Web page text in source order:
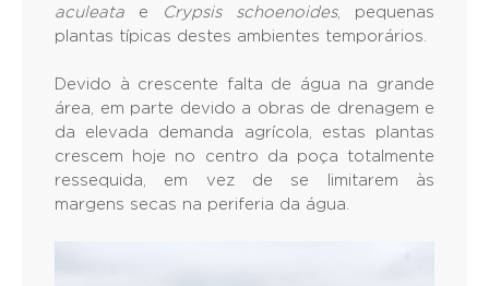
aculeata e Crypsis schoenoides, pequenas
plantas típicas destes ambientes temporários.
Devido à crescente falta de água na grande
área, em parte devido a obras de drenagem e
da elevada demanda agrícola, estas plantas
crescem hoje no centro da poça totalmente
ressequida, em vez de se limitarem às
margens secas na periferia da água.